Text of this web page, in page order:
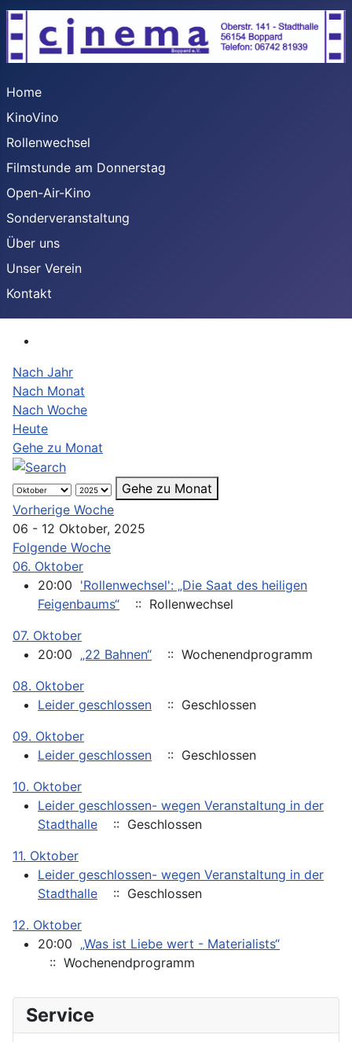
Home
KinoVino
Rollenwechsel
Filmstunde am Donnerstag
Open-Air-Kino
Sonderveranstaltung
Über uns
Unser Verein
Kontakt
Nach Jahr
Nach Monat
Nach Woche
Heute
Gehe zu Monat
Gehe zu Monat
Vorherige Woche
06 - 12 Oktober, 2025
Folgende Woche
06. Oktober
20:00 'Rollenwechsel': „Die Saat des heiligen
Feigenbaums“
:: Rollenwechsel
07. Oktober
20:00 „22 Bahnen“
:: Wochenendprogramm
08. Oktober
Leider geschlossen
:: Geschlossen
09. Oktober
Leider geschlossen
:: Geschlossen
10. Oktober
Leider geschlossen- wegen Veranstaltung in der
Stadthalle
:: Geschlossen
11. Oktober
Leider geschlossen- wegen Veranstaltung in der
Stadthalle
:: Geschlossen
12. Oktober
20:00 „Was ist Liebe wert - Materialists“
:: Wochenendprogramm
Service